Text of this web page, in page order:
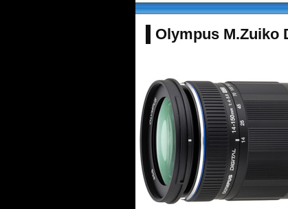
Olympus M.Zuiko